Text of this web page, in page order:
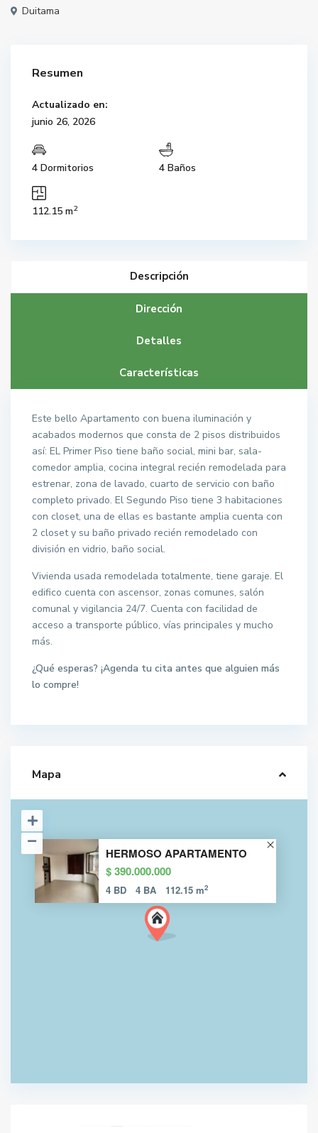
Duitama
Resumen
Actualizado en:
junio 26, 2026
4 Dormitorios 4 Baños
112.15 m2
Descripción
Dirección
Detalles
Características
Este bello Apartamento con buena iluminación y
acabados modernos que consta de 2 pisos distribuidos
así: EL Primer Piso tiene baño social, mini bar, sala-
comedor amplia, cocina integral recién remodelada para
estrenar, zona de lavado, cuarto de servicio con baño
completo privado. El Segundo Piso tiene 3 habitaciones
con closet, una de ellas es bastante amplia cuenta con
2 closet y su baño privado recién remodelado con
división en vidrio, baño social.
Vivienda usada remodelada totalmente, tiene garaje. El
edifico cuenta con ascensor, zonas comunes, salón
comunal y vigilancia 24/7. Cuenta con facilidad de
acceso a transporte público, vías principales y mucho
más.
¿Qué esperas? ¡Agenda tu cita antes que alguien más
lo compre!
Mapa
HERMOSO APARTAMENTO
$ 390.000.000
4 BD 4 BA 112.15 m2